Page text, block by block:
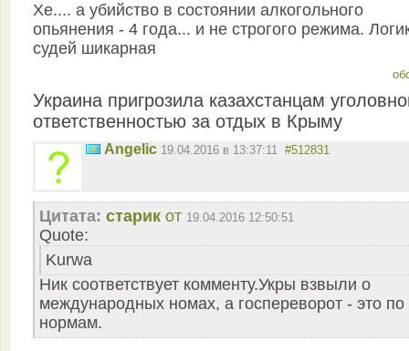
Хе.... а убийство в состоянии алкогольного
опьянения - 4 года... и не строгого режима.
судей шикарная
Украина пригрозила казахстанцам
ответственностью за отдых в Крыму
Angelic 19.04.2016 в 13:37:11 #512831
Цитата: старик от 19.04.2016 12:50:51
Quote:
Kurwa
Ник соответствует комменту.Укры взвыли о
международных номах, а госпереворот - это по
нормам.